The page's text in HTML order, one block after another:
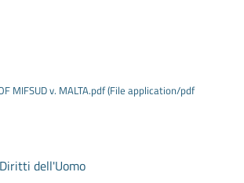
MIFSUD v. MALTA.pdf (File application/pdf
dell'Uomo